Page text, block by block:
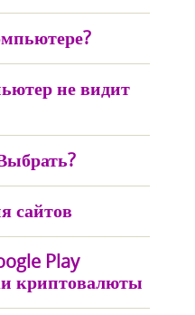
не видит
сайтов
Play
криптовалюты